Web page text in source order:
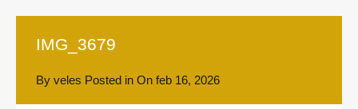
IMG_3679
By veles Posted in On feb 16, 2026